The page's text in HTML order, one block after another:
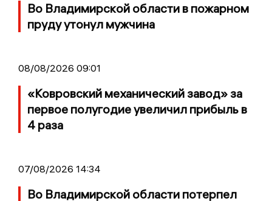
Во Владимирской области в пожарном
пруду утонул мужчина
08/08/2026 09:01
«Ковровский механический завод» за
первое полугодие увеличил прибыль в
4 раза
07/08/2026 14:34
Во Владимирской области потерпел